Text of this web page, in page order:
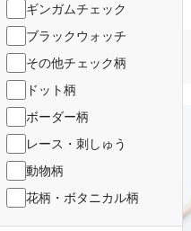
ギンガムチェック
ブラックウォッチ
その他チェック柄
ドット柄
ボーダー柄
レース・刺しゅう
動物柄
花柄・ボタニカル柄